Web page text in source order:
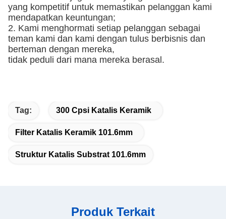
yang kompetitif untuk memastikan pelanggan kami
mendapatkan keuntungan;
2. Kami menghormati setiap pelanggan sebagai
teman kami dan kami dengan tulus berbisnis dan
berteman dengan mereka,
tidak peduli dari mana mereka berasal.
Tag: 300 Cpsi Katalis Keramik
Filter Katalis Keramik 101.6mm
Struktur Katalis Substrat 101.6mm
Produk Terkait